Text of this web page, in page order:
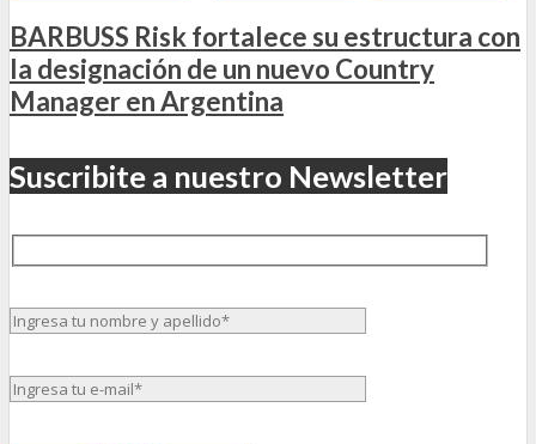
BARBUSS Risk fortalece su estructura con
la designación de un nuevo Country
Manager en Argentina
Suscribite a nuestro Newsletter